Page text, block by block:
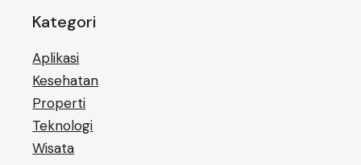
Kategori
Aplikasi
Kesehatan
Properti
Teknologi
Wisata